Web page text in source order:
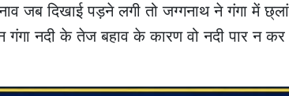
जब दिखाई पड़ने लगी तो जग्गनाथ ने गंगा में
नदी के तेज बहाव के कारण वो नदी पार न कर